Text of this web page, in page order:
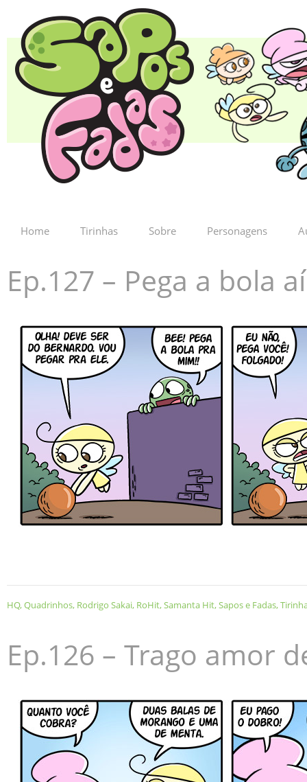
Home Tirinhas Sobre Personagens
Ep.127 – Pega a bola aí
HQ,Quadrinhos, Rodrigo Sakai, RoHit,Samanta Hit,Sapos e Fadas,
Ep.126 – Trago amor